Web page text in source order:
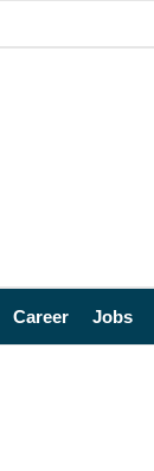
Career Jobs